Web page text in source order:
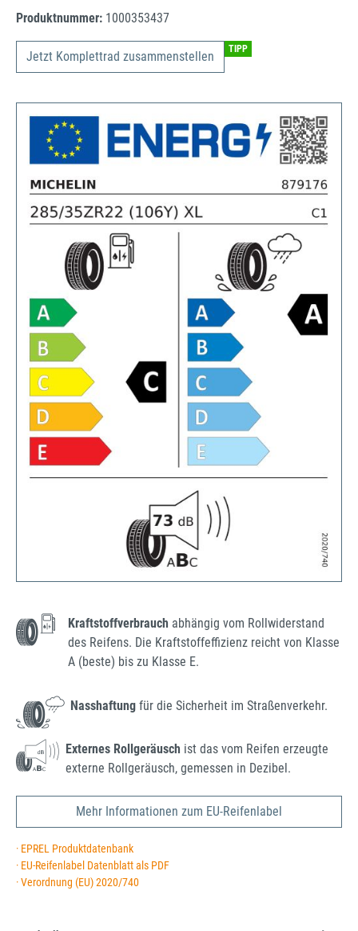
Produktnummer: 1000353437
Jetzt Komplettrad zusammenstellen TIPP
Kraftstoffverbrauch abhängig vom Rollwiderstand
des Reifens. Die Kraftstoffeffizienz reicht von Klasse
A (beste) bis zu Klasse E.
Nasshaftung für die Sicherheit im Straßenverkehr.
Externes Rollgeräusch ist das vom Reifen erzeugte
externe Rollgeräusch, gemessen in Dezibel.
Mehr Informationen zum EU-Reifenlabel
· EPREL Produktdatenbank
· EU-Reifenlabel Datenblatt als PDF
· Verordnung (EU) 2020/740